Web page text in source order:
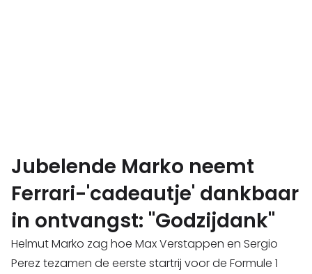
Jubelende Marko neemt
Ferrari-'cadeautje' dankbaar
in ontvangst: "Godzijdank"
Helmut Marko zag hoe Max Verstappen en Sergio
Perez tezamen de eerste startrij voor de Formule 1